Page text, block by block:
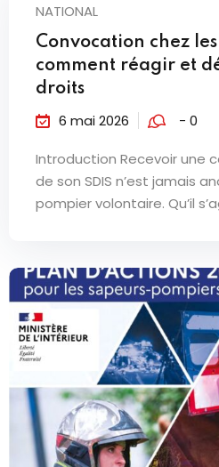
NATIONAL
Convocation chez
comment réagir et
droits
6 mai 2026 - 0
Introduction Recevoir une
de son SDIS n’est jamais
pompier volontaire. Qu’il